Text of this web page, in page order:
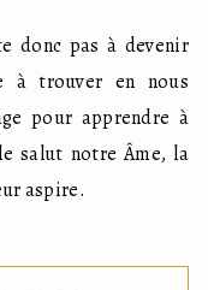
donc pas à devenir
à trouver en nous
pour apprendre à
salut notre Âme, la
aspire.